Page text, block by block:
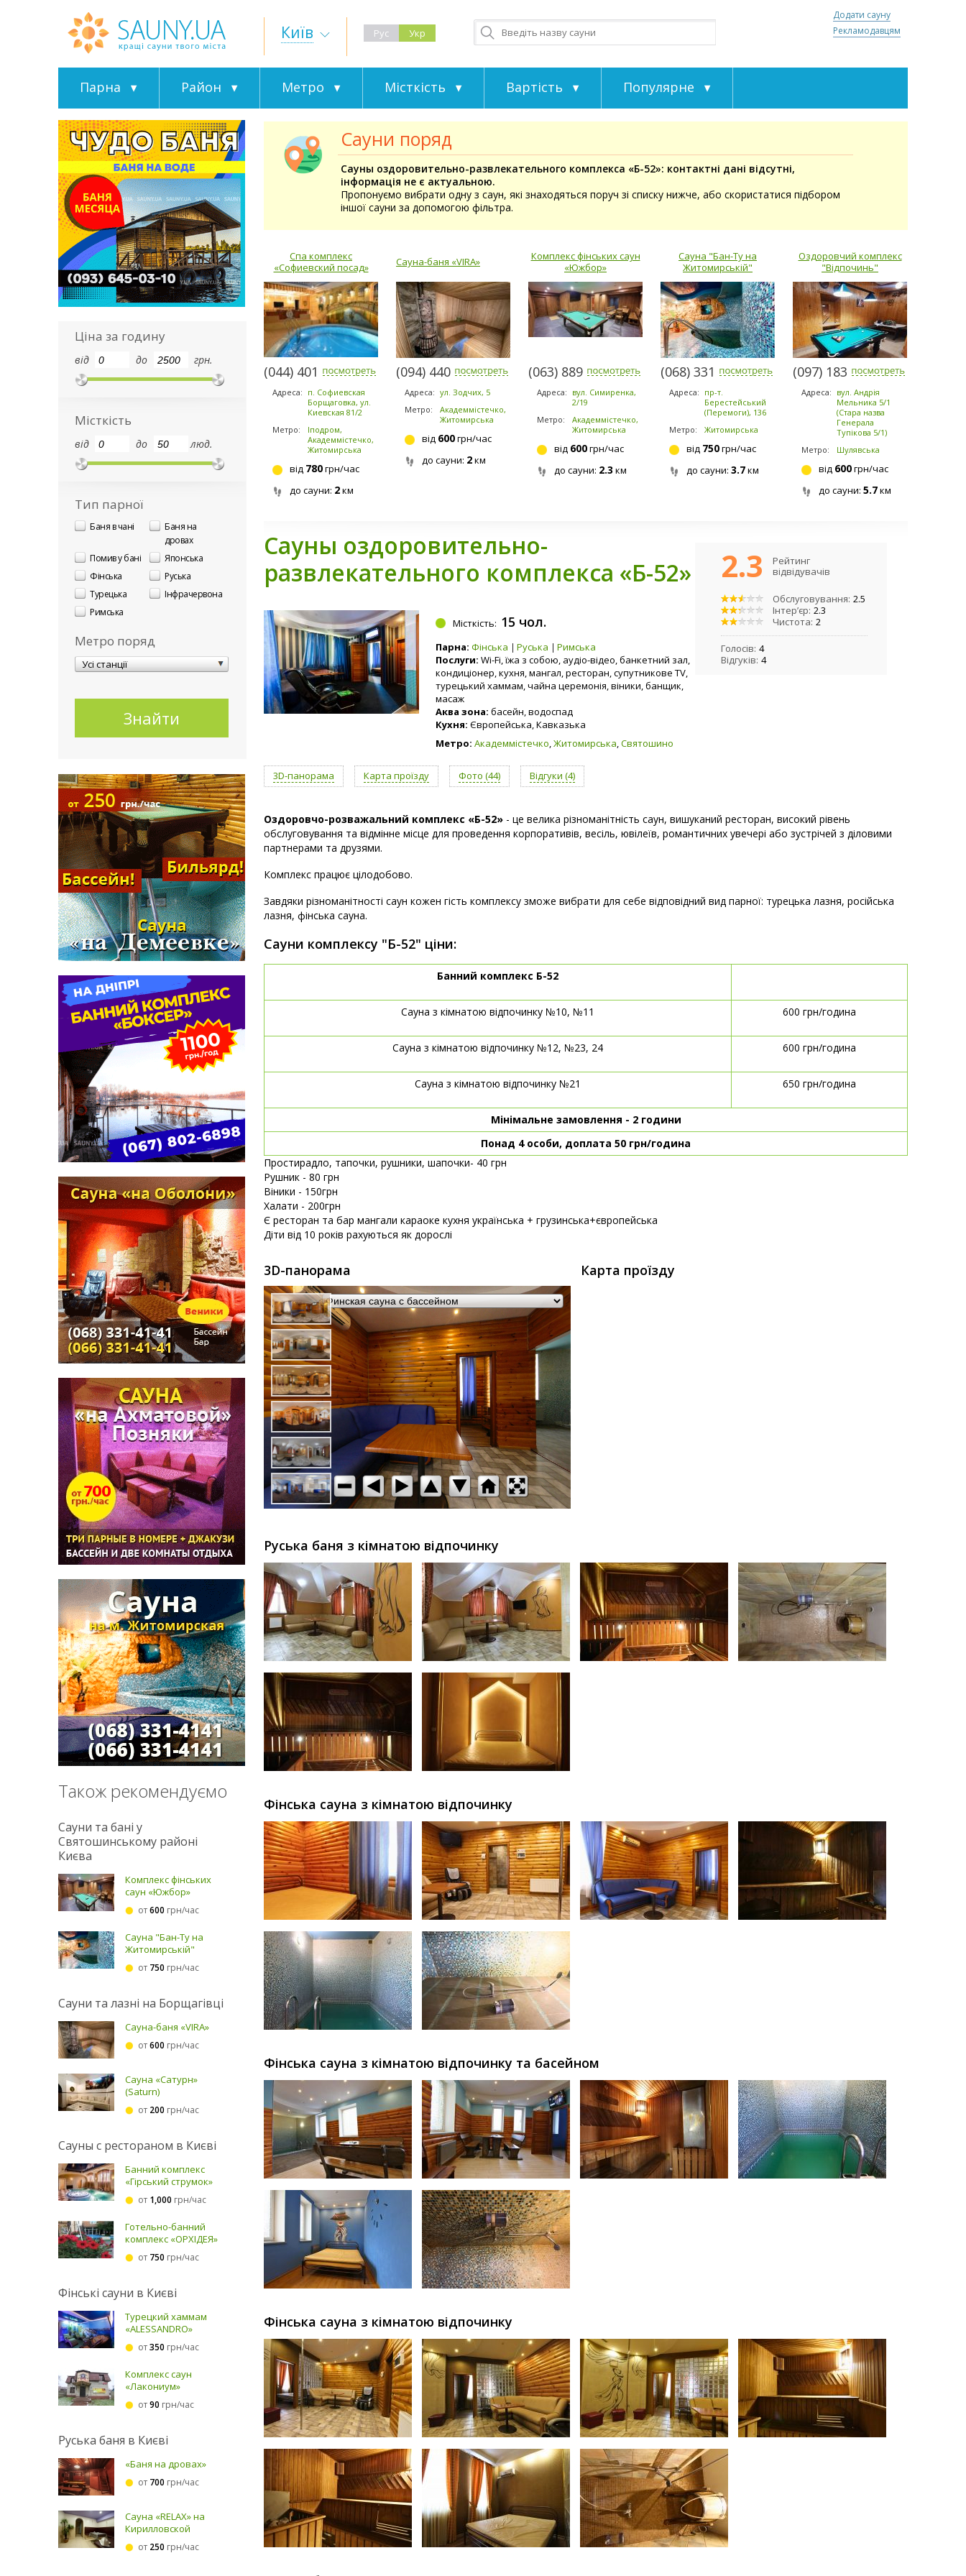
Київ Рус Укр
Додати сауну
Рекламодавцям
Парна Район Метро Місткість Вартість Популярне
Сауни поряд
Сауны оздоровительно-развлекательного комплекса «Б-52»: контактні дані відсутні,
інформація не є актуальною.
Пропонуємо вибрати одну з саун, які знаходяться поруч зі списку нижче, або скористатися підбором
іншої сауни за допомогою фільтра.
Спа комплекс
«Софиевский посад»
(044) 401-6480
Адреса: п. Софиевская
Борщаговка, ул.
Киевская 81/2
Метро:
Іподром,
Академмістечко,
Житомирська
від 780грн/час
до сауни: 2км
Сауна-баня «VIRA»
(094) 440-0225
Адреса: ул. Зодчих, 5
Метро:
Академмістечко,
Житомирська
від 600грн/час
до сауни: 2км
Комплекс фінських саун
«Южбор»
(063) 889-6200
Адреса: вул. Симиренка,
2/19
Метро:
Академмістечко,
Житомирська
від 600грн/час
до сауни: 2.3 км
Сауна "Бан-Ту на
Житомирській"
(068) 331-4141
Адреса: пр-т.
Берестейський
(Перемоги), 136
Метро:
Житомирська
від 750грн/час
до сауни: 3.7км
Оздоровчий комплекс
"Відпочинь"
(097) 183-9184
Адреса: вул. Андрія
Мельника 5/1
(Стара назва
Генерала
Тупікова 5/1)
Метро:
Шулявська
від 600грн/час
до сауни: 5.7км
Сауны оздоровительно-
развлекательного комплекса «Б-52»
Місткість: 15 чол.
Парна: Фінська Руська
Римська
Послуги: Wi-Fi, їжа з собою, аудіо-відео, банкетний зал,
кондиціонер, кухня, мангал, ресторан, супутникове TV,
турецький хаммам, чайна церемонія, віники, банщик,
масаж
Аква зона: басейн, водоспад
Кухня: Європейська, Кавказька
Метро: Академмістечко,Житомирська,Святошино
3D-панорама Карта проїзду Фото (44) Відгуки (4)
2.3
Рейтинг
відвідувачів
Обслуговування: 2.5
Інтер’єр: 2.3
Чистота: 2
Голосів: 4
Відгуків: 4
Оздоровчо-розважальний комплекс «Б-52» - це велика різноманітність саун, вишуканий ресторан, високий рівень
обслуговування та відмінне місце для проведення корпоративів, весіль, ювілеїв, романтичних увечері або зустрічей з діловими
партнерами та друзями.
Комплекс працює цілодобово.
Завдяки різноманітності саун кожен гість комплексу зможе вибрати для себе відповідний вид парної: турецька лазня, російська
лазня, фінська сауна.
Сауни комплексу "Б-52" ціни:
Банний комплекс Б-52
Сауна з кімнатою відпочинку №10, №11 600 грн/година
Сауна з кімнатою відпочинку №12, №23, 24 600 грн/година
Сауна з кімнатою відпочинку №21 650 грн/година
Мінімальне замовлення - 2 години
Понад 4 особи, доплата 50 грн/година
Простирадло, тапочки, рушники, шапочки- 40 грн
Рушник - 80 грн
Віники - 150грн
Халати - 200грн
Є ресторан та бар мангали караоке кухня українська + грузинська+європейська
Діти від 10 років рахуються як дорослі
3D-панорама Карта проїзду
Руська баня з кімнатою відпочинку
Фінська сауна з кімнатою відпочинку
Фінська сауна з кімнатою відпочинку та басейном
Фінська сауна з кімнатою відпочинку
Ціна за годину
від до грн.
Місткість
від до люд.
Тип парної
Баня в чані
Баня на
дровах
Помив у бані
Японська
Фінська
Руська
Турецька
Інфрачервона
Римська
Метро поряд
Усі станції
Також рекомендуємо
Сауни та бані у
Святошинському районі
Києва
Комплекс фінських
саун «Южбор»
от600 грн/час
Сауна "Бан-Ту на
Житомирській"
от 750 грн/час
Сауни та лазні на Борщагівці
Сауна-баня «VIRA»
от600 грн/час
Сауна «Сатурн»
(Saturn)
от 200 грн/час
Сауны с рестораном в Києві
Банний комплекс
«Гірський струмок»
от 1,000 грн/час
Готельно-банний
комплекс «ОРХІДЕЯ»
от 750 грн/час
Фінські сауни в Києві
Турецкий хаммам
«ALESSANDRO»
от350 грн/час
Комплекс саун
«Лакониум»
от90 грн/час
Руська баня в Києві
«Баня на дровах»
от 700 грн/час
Сауна «RELAX» на
Кирилловской
от 250 грн/час